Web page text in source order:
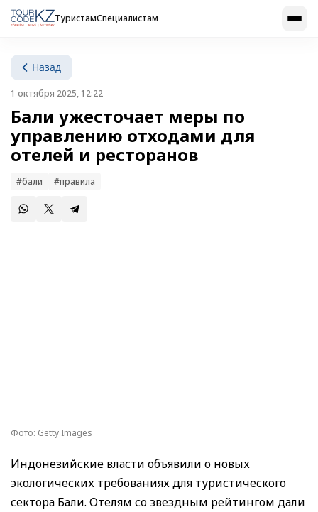
ТуристамСпециалистам
Назад
1 октября 2025, 12:22
Бали ужесточает меры по
управлению отходами для
отелей и ресторанов
#бали #правила
Фото: Getty Images
Индонезийские власти объявили о новых
экологических требованиях для туристического
сектора Бали. Отелям со звездным рейтингом дали